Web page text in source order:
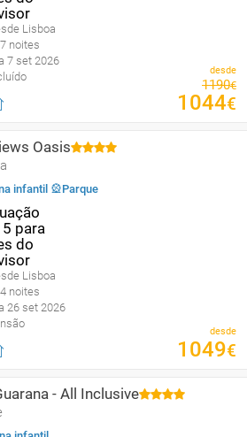
Lisboa
noites
7 set 2026
desde
1190€
1044€
Oasis
infantil 🎡Parque
Lisboa
noites
26 set 2026
desde
1049€
- All Inclusive